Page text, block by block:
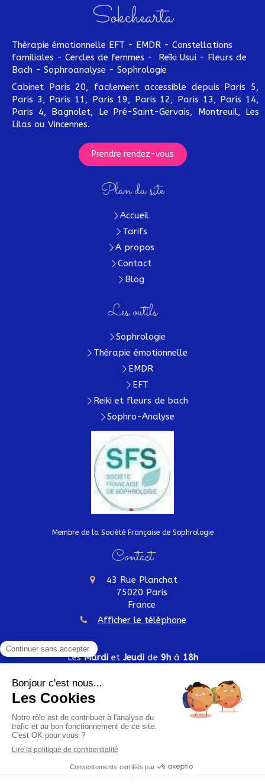
Sokchearta
Thérapie émotionnelle EFT - EMDR - Constellations
familiales - Cercles de femmes - Reîki Usui - Fleurs de
Bach - Sophroanalyse - Sophrologie
Cabinet Paris 20, facilement accessible depuis Paris 5,
Paris 3, Paris 11, Paris 19, Paris 12, Paris 13, Paris 14,
Paris 4, Bagnolet, Le Pré-Saint-Gervais, Montreuil, Les
Lilas ou Vincennes.
Prendre rendez-vous
Plan du site
Accueil
Tarifs
A propos
Contact
Blog
Les outils
Sophrologie
Thérapie émotionnelle
EMDR
EFT
Reiki et fleurs de bach
Sophro-Analyse
Membre de la Société Française de Sophrologie
Contact
43 Rue Planchat
75020 Paris
France
Afficher le téléphone
LesMardiet Jeudide 9hà 18h
Mentions légales
Création et référencement du site par Simplébo
Site partenaire deInstitut Cassiopée